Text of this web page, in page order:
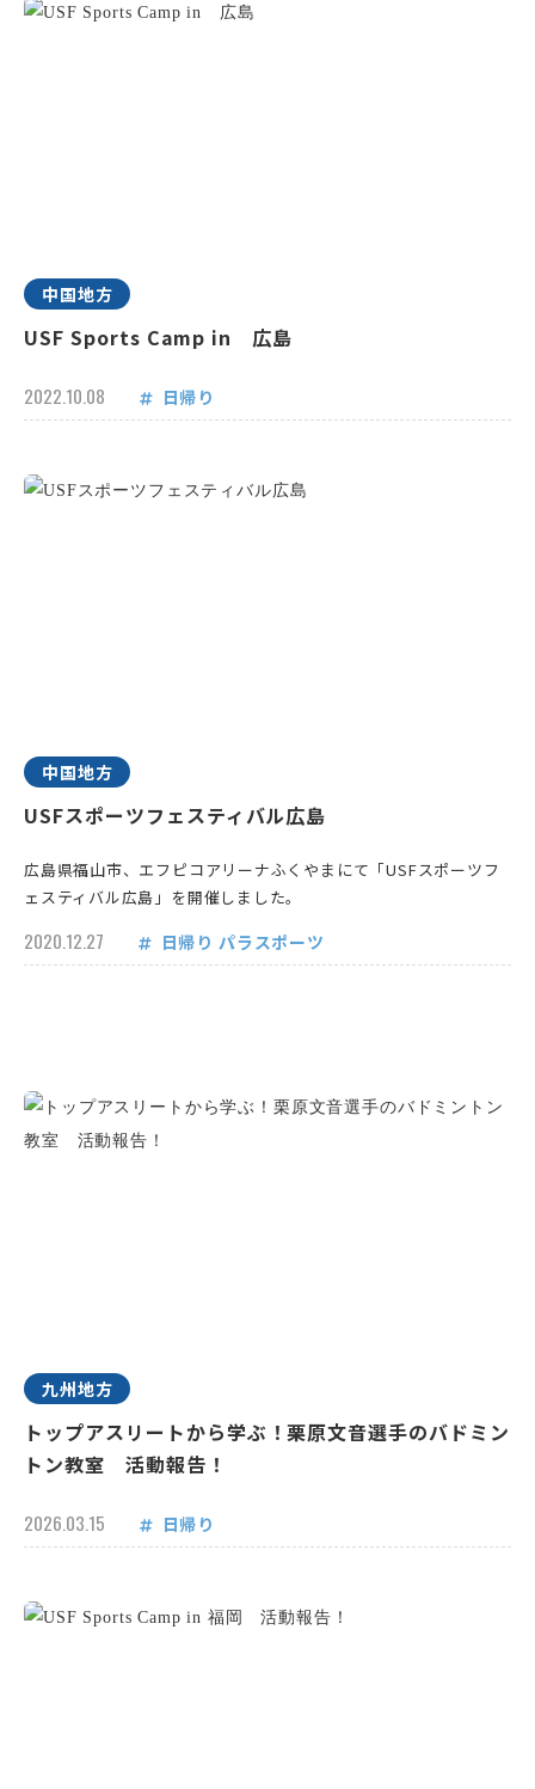
中国地方
USF Sports Camp in 広島
2022.10.08 日帰り
中国地方
USFスポーツフェスティバル広島
広島県福山市、エフピコアリーナふくやまにて「USFスポーツフ
ェスティバル広島」を開催しました。
2020.12.27 日帰り パラスポーツ
九州地方
トップアスリートから学ぶ！栗原文音選手のバドミン
トン教室 活動報告！
2026.03.15 日帰り